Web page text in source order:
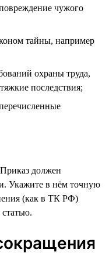
чужого
тайны, например
охраны труда,
последствия;
должен
Укажите в нём точную
(как в ТК РФ)